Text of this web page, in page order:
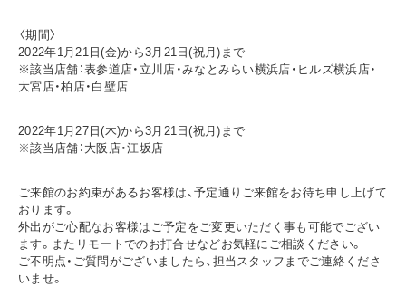
〈期間〉
2022年1月21日(金)から3月21日(祝月)まで
※該当店舗：表参道店・立川店・みなとみらい横浜店・ヒルズ横浜店・
大宮店・柏店・白壁店
2022年1月27日(木)から3月21日(祝月)まで
※該当店舗：大阪店・江坂店
ご来館のお約束があるお客様は、予定通りご来館をお待ち申し上げて
おります。
外出がご心配なお客様はご予定をご変更いただく事も可能でござい
ます。またリモートでのお打合せなどお気軽にご相談ください。
ご不明点・ご質問がございましたら、担当スタッフまでご連絡くださ
いませ。